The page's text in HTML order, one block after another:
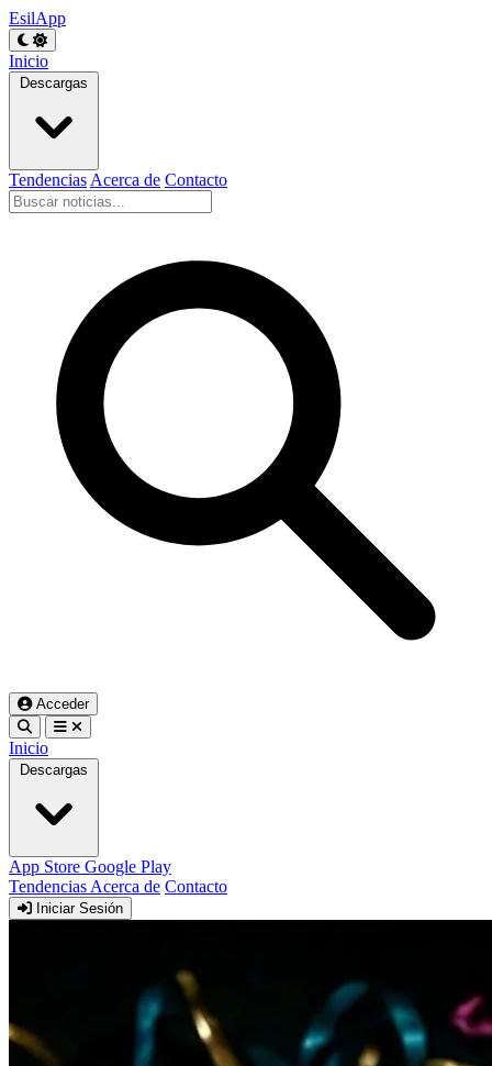
EsilApp
Inicio
Descargas
Tendencias Acerca de Contacto
Acceder
Inicio
Descargas
App Store Google Play
Tendencias Acerca de Contacto
Iniciar Sesión